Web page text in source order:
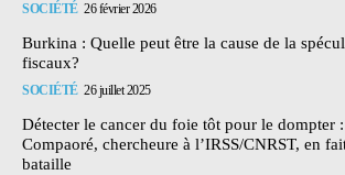
SOCIÉTÉ 26 février 2026
Burkina : Quelle peut être la cause de la
fiscaux?
SOCIÉTÉ 26 juillet 2025
Détecter le cancer du foie tôt pour le dompter
Compaoré, chercheure à l’IRSS/CNRST, en
bataille